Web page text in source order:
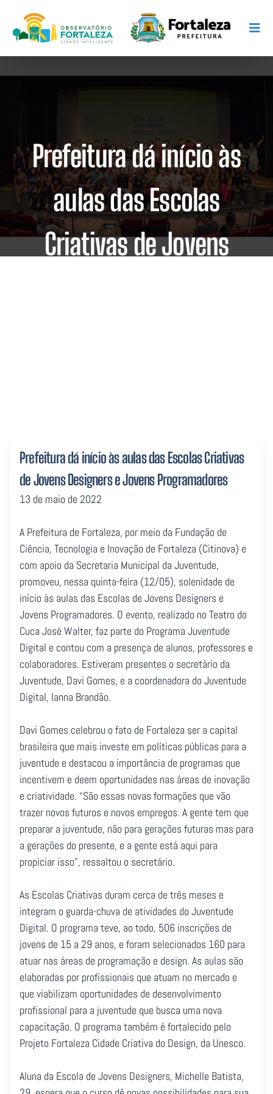
Prefeitura dá início às
aulas das Escolas
Criativas de Jovens
Prefeitura dá início às aulas das Escolas Criativas
de Jovens Designers e Jovens Programadores
13 de maio de 2022
A Prefeitura de Fortaleza, por meio da Fundação de
Ciência, Tecnologia e Inovação de Fortaleza (Citinova) e
com apoio da Secretaria Municipal da Juventude,
promoveu, nessa quinta-feira (12/05), solenidade de
início às aulas das Escolas de Jovens Designers e
Jovens Programadores. O evento, realizado no Teatro do
Cuca José Walter, faz parte do Programa Juventude
Digital e contou com a presença de alunos, professores e
colaboradores. Estiveram presentes o secretário da
Juventude, Davi Gomes, e a coordenadora do Juventude
Digital, Ianna Brandão.
Davi Gomes celebrou o fato de Fortaleza ser a capital
brasileira que mais investe em políticas públicas para a
juventude e destacou a importância de programas que
incentivem e deem oportunidades nas áreas de inovação
e criatividade. “São essas novas formações que vão
trazer novos futuros e novos empregos. A gente tem que
preparar a juventude, não para gerações futuras mas para
a gerações do presente, e a gente está aqui para
propiciar isso”, ressaltou o secretário.
As Escolas Criativas duram cerca de três meses e
integram o guarda-chuva de atividades do Juventude
Digital. O programa teve, ao todo, 506 inscrições de
jovens de 15 a 29 anos, e foram selecionados 160 para
atuar nas áreas de programação e design. As aulas são
elaboradas por profissionais que atuam no mercado e
que viabilizam oportunidades de desenvolvimento
profissional para a juventude que busca uma nova
capacitação. O programa também é fortalecido pelo
Projeto Fortaleza Cidade Criativa do Design, da Unesco.
Aluna da Escola de Jovens Designers, Michelle Batista,